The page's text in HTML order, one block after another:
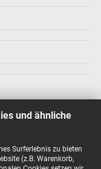
und ähnliche
Surferlebnis zu bieten
(z.B. Warenkorb,